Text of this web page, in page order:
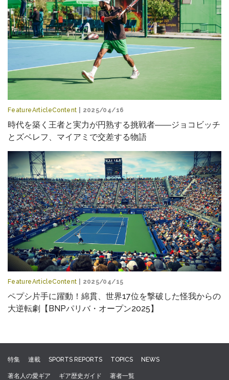
FeatureArticleContent | 2025/04/16
時代を築く王者と実力が円熟する挑戦者――ジョコビッチ
とズベレフ、マイアミで交差する物語
FeatureArticleContent | 2025/04/15
ペプシ片手に躍動！綿貫、世界17位を撃破した怪我からの
大逆転劇【BNPパリバ・オープン2025】
特集 連載 SPORTS REPORTS TOPICS NEWS
著名人の愛ギア ギア歴史ガイド 著者一覧